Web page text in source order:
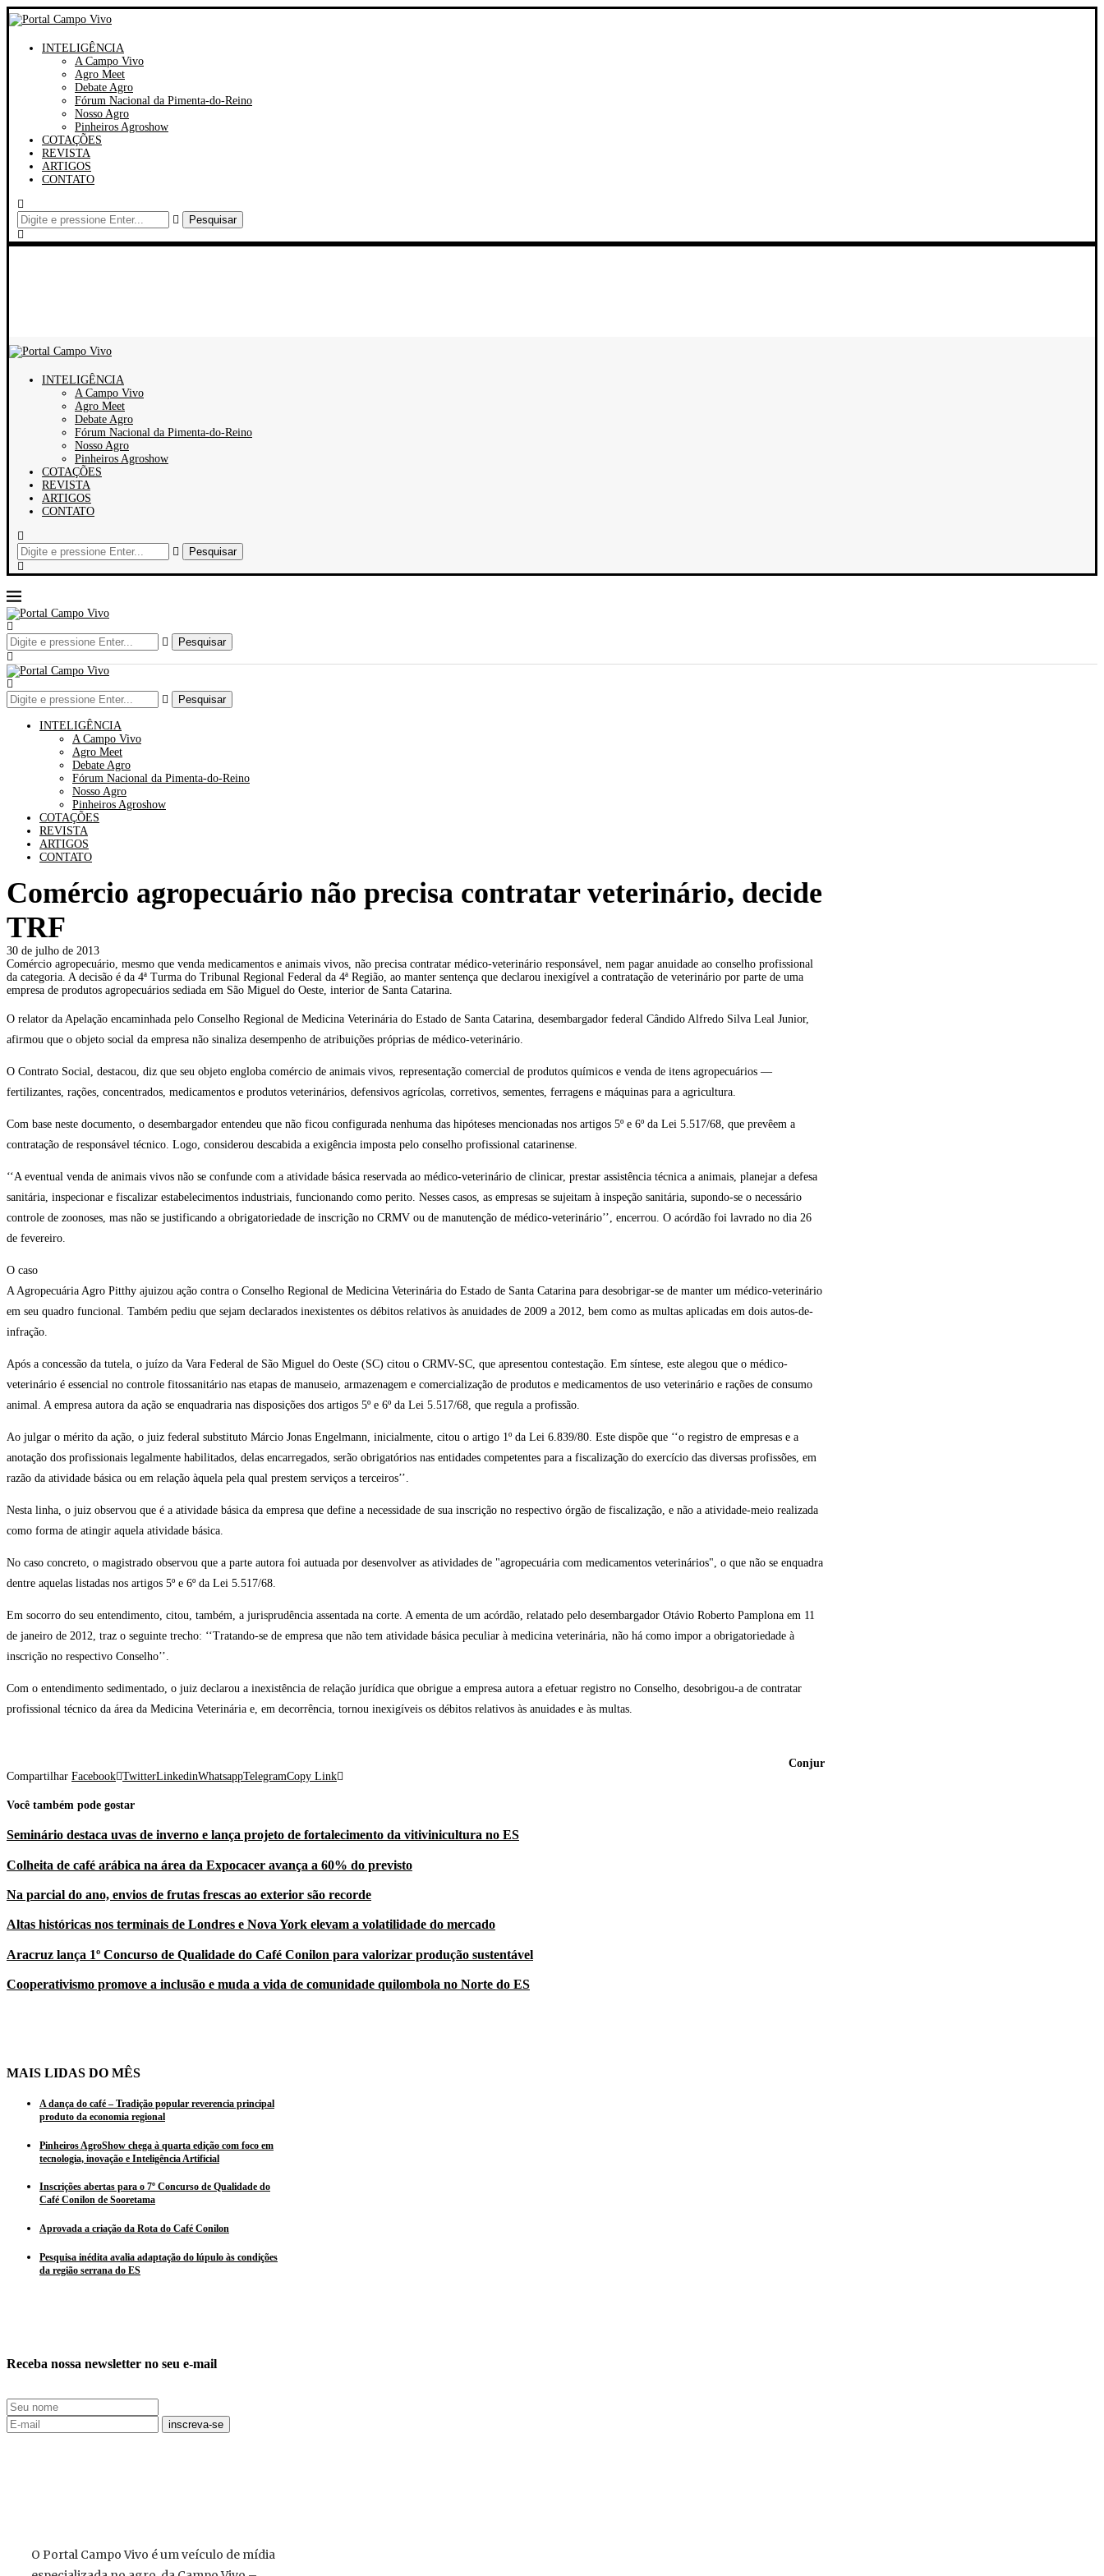
INTELIGÊNCIA
A Campo Vivo
Agro Meet
Debate Agro
Fórum Nacional da Pimenta-do-Reino
Nosso Agro
Pinheiros Agroshow
COTAÇÕES
REVISTA
ARTIGOS
CONTATO
Pesquisar
INTELIGÊNCIA
A Campo Vivo
Agro Meet
Debate Agro
Fórum Nacional da Pimenta-do-Reino
Nosso Agro
Pinheiros Agroshow
COTAÇÕES
REVISTA
ARTIGOS
CONTATO
Pesquisar
Pesquisar
Pesquisar
INTELIGÊNCIA
A Campo Vivo
Agro Meet
Debate Agro
Fórum Nacional da Pimenta-do-Reino
Nosso Agro
Pinheiros Agroshow
COTAÇÕES
REVISTA
ARTIGOS
CONTATO
Comércio agropecuário não precisa contratar veterinário, decide
TRF
30 de julho de 2013
Comércio agropecuário, mesmo que venda medicamentos e animais vivos, não precisa contratar médico-veterinário responsável, nem pagar anuidade ao conselho profissional
da categoria. A decisão é da 4ª Turma do Tribunal Regional Federal da 4ª Região, ao manter sentença que declarou inexigível a contratação de veterinário por parte de uma
empresa de produtos agropecuários sediada em São Miguel do Oeste, interior de Santa Catarina.
O relator da Apelação encaminhada pelo Conselho Regional de Medicina Veterinária do Estado de Santa Catarina, desembargador federal Cândido Alfredo Silva Leal Junior,
afirmou que o objeto social da empresa não sinaliza desempenho de atribuições próprias de médico-veterinário.
O Contrato Social, destacou, diz que seu objeto engloba comércio de animais vivos, representação comercial de produtos químicos e venda de itens agropecuários —
fertilizantes, rações, concentrados, medicamentos e produtos veterinários, defensivos agrícolas, corretivos, sementes, ferragens e máquinas para a agricultura.
Com base neste documento, o desembargador entendeu que não ficou configurada nenhuma das hipóteses mencionadas nos artigos 5º e 6º da Lei 5.517/68, que prevêem a
contratação de responsável técnico. Logo, considerou descabida a exigência imposta pelo conselho profissional catarinense.
‘‘A eventual venda de animais vivos não se confunde com a atividade básica reservada ao médico-veterinário de clinicar, prestar assistência técnica a animais, planejar a defesa
sanitária, inspecionar e fiscalizar estabelecimentos industriais, funcionando como perito. Nesses casos, as empresas se sujeitam à inspeção sanitária, supondo-se o necessário
controle de zoonoses, mas não se justificando a obrigatoriedade de inscrição no CRMV ou de manutenção de médico-veterinário’’, encerrou. O acórdão foi lavrado no dia 26
de fevereiro.
O caso
A Agropecuária Agro Pitthy ajuizou ação contra o Conselho Regional de Medicina Veterinária do Estado de Santa Catarina para desobrigar-se de manter um médico-veterinário
em seu quadro funcional. Também pediu que sejam declarados inexistentes os débitos relativos às anuidades de 2009 a 2012, bem como as multas aplicadas em dois autos-de-
infração.
Após a concessão da tutela, o juízo da Vara Federal de São Miguel do Oeste (SC) citou o CRMV-SC, que apresentou contestação. Em síntese, este alegou que o médico-
veterinário é essencial no controle fitossanitário nas etapas de manuseio, armazenagem e comercialização de produtos e medicamentos de uso veterinário e rações de consumo
animal. A empresa autora da ação se enquadraria nas disposições dos artigos 5º e 6º da Lei 5.517/68, que regula a profissão.
Ao julgar o mérito da ação, o juiz federal substituto Márcio Jonas Engelmann, inicialmente, citou o artigo 1º da Lei 6.839/80. Este dispõe que ‘‘o registro de empresas e a
anotação dos profissionais legalmente habilitados, delas encarregados, serão obrigatórios nas entidades competentes para a fiscalização do exercício das diversas profissões, em
razão da atividade básica ou em relação àquela pela qual prestem serviços a terceiros’’.
Nesta linha, o juiz observou que é a atividade básica da empresa que define a necessidade de sua inscrição no respectivo órgão de fiscalização, e não a atividade-meio realizada
como forma de atingir aquela atividade básica.
No caso concreto, o magistrado observou que a parte autora foi autuada por desenvolver as atividades de "agropecuária com medicamentos veterinários", o que não se enquadra
dentre aquelas listadas nos artigos 5º e 6º da Lei 5.517/68.
Em socorro do seu entendimento, citou, também, a jurisprudência assentada na corte. A ementa de um acórdão, relatado pelo desembargador Otávio Roberto Pamplona em 11
de janeiro de 2012, traz o seguinte trecho: ‘‘Tratando-se de empresa que não tem atividade básica peculiar à medicina veterinária, não há como impor a obrigatoriedade à
inscrição no respectivo Conselho’’.
Com o entendimento sedimentado, o juiz declarou a inexistência de relação jurídica que obrigue a empresa autora a efetuar registro no Conselho, desobrigou-a de contratar
profissional técnico da área da Medicina Veterinária e, em decorrência, tornou inexigíveis os débitos relativos às anuidades e às multas.
Conjur
Compartilhar Facebook TwitterLinkedinWhatsappTelegramCopy Link
Você também pode gostar
Seminário destaca uvas de inverno e lança projeto de fortalecimento da vitivinicultura no ES
Colheita de café arábica na área da Expocacer avança a 60% do previsto
Na parcial do ano, envios de frutas frescas ao exterior são recorde
Altas históricas nos terminais de Londres e Nova York elevam a volatilidade do mercado
Aracruz lança 1º Concurso de Qualidade do Café Conilon para valorizar produção sustentável
Cooperativismo promove a inclusão e muda a vida de comunidade quilombola no Norte do ES
MAIS LIDAS DO MÊS
A dança do café – Tradição popular reverencia principal
produto da economia regional
Pinheiros AgroShow chega à quarta edição com foco em
tecnologia, inovação e Inteligência Artificial
Inscrições abertas para o 7º Concurso de Qualidade do
Café Conilon de Sooretama
Aprovada a criação da Rota do Café Conilon
Pesquisa inédita avalia adaptação do lúpulo às condições
da região serrana do ES
Receba nossa newsletter no seu e-mail
O Portal Campo Vivo é um veículo de mídia